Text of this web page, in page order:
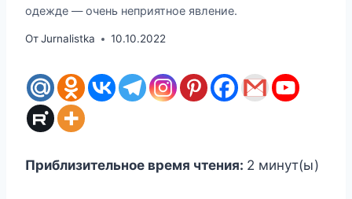
одежде — очень неприятное явление.
ОтJurnalistka 10.10.2022
Приблизительное время чтения: 2 минут(ы)